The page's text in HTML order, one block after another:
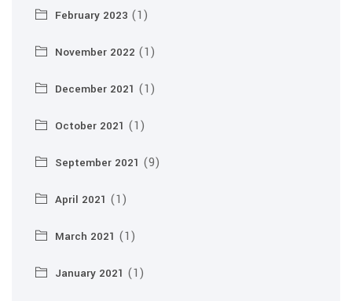
February 2023 (1)
November 2022 (1)
December 2021 (1)
October 2021 (1)
September 2021 (9)
April 2021 (1)
March 2021 (1)
January 2021 (1)